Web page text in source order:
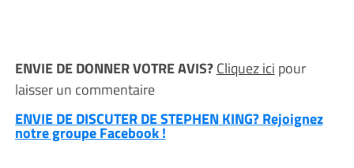
ENVIE DE DONNER VOTRE AVIS?Cliquez ici pour
laisser un commentaire
ENVIE DE DISCUTER DE STEPHEN KING? Rejoignez
notre groupe Facebook !